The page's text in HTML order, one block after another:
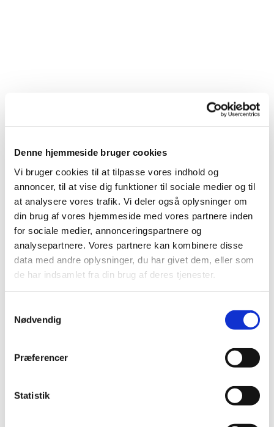
Denne hjemmeside bruger cookies
Vi bruger cookies til at tilpasse vores indhold og
annoncer, til at vise dig funktioner til sociale medier og til
at analysere vores trafik. Vi deler også oplysninger om
din brug af vores hjemmeside med vores partnere inden
for sociale medier, annonceringspartnere og
analysepartnere. Vores partnere kan kombinere disse
data med andre oplysninger, du har givet dem, eller som
de har indsamlet fra din brug af deres tjenester.
Nødvendig
Præferencer
Statistik
Du vil måske også kunne
lide...